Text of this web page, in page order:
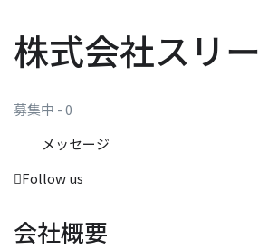
株式会社スリー
募集中 - 0
メッセージ
Follow us
会社概要